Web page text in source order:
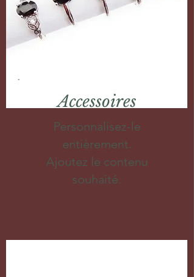
Accessoires
Personnalisez-le
entièrement.
Ajoutez le contenu
souhaité.